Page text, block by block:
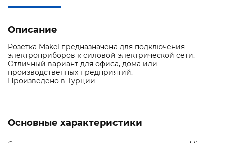
Описание
Розетка Makel предназначена для подключения
электроприборов к силовой электрической сети.
Отличный вариант для офиса, дома или
производственных предприятий.
Произведено в Турции
Основные характеристики